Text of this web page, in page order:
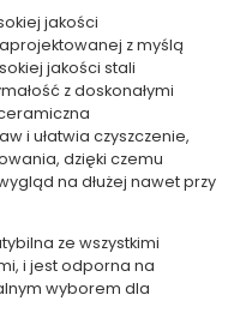
jakości
z myślą
jakości stali
z doskonałymi
i ułatwia czyszczenie,
dzięki czemu
na dłużej nawet przy
ze wszystkimi
i jest odporna na
wyborem dla